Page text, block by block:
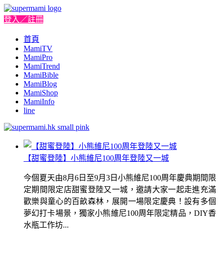
登入／註冊
首頁
MamiTV
MamiPro
MamiTrend
MamiBible
MamiBlog
MamiShop
MamiInfo
line
【甜蜜登陸】小熊維尼100周年登陸又一城
今個夏天由8月6日至9月3日小熊維尼100周年慶典期間限
定期間限定店甜蜜登陸又一城，邀請大家一起走進充滿
歡樂與童心的百畝森林，展開一場限定慶典！設有多個
夢幻打卡場景，獨家小熊維尼100周年限定精品，DIY香
水瓶工作坊...